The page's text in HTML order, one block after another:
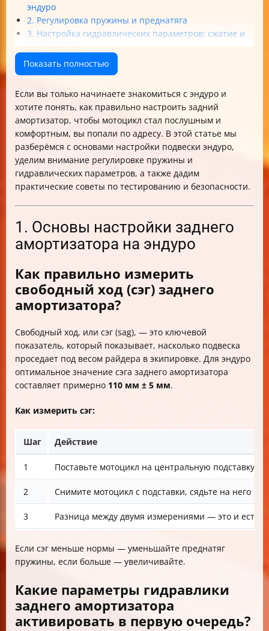
эндуро
2. Регулировка пружины и преднатяга
3. Настройка гидравлических параметров: сжатие и
4. Практические советы и тестирование настроек
5. Влияние настроек на поведение мотоцикла и
Итог
Показать полностью
Если вы только начинаете знакомиться с эндуро и
хотите понять, как правильно настроить задний
амортизатор, чтобы мотоцикл стал послушным и
комфортным, вы попали по адресу. В этой статье мы
разберёмся с основами настройки подвески эндуро,
уделим внимание регулировке пружины и
гидравлических параметров, а также дадим
практические советы по тестированию и безопасности.
1. Основы настройки заднего
амортизатора на эндуро
Как правильно измерить
свободный ход (сэг) заднего
амортизатора?
Свободный ход, или сэг (sag), — это ключевой
показатель, который показывает, насколько подвеска
проседает под весом райдера в экипировке. Для эндуро
оптимальное значение сэга заднего амортизатора
составляет примерно 110 мм ± 5 мм.
Как измерить сэг:
Шаг Действие
1 Поставьте мотоцикл на центральную подставку,
2 Снимите мотоцикл с подставки, сядьте на него в
3 Разница между двумя измерениями — это и есть
Если сэг меньше нормы — уменьшайте преднатяг
пружины, если больше — увеличивайте.
Какие параметры гидравлики
заднего амортизатора
активировать в первую очередь?